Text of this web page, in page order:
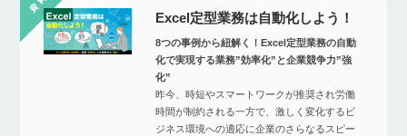
Excel定型業務は自動化しよう！
8つの事例から紐解く！Excel定型業務の自動
化で実現する業務”効率化”と企業競争力”強
化”
昨今、時短やスマートワークが推奨され労働
時間が制約される一方で、激しく変化するビ
ジネス環境への適応に企業のさらなるスピー